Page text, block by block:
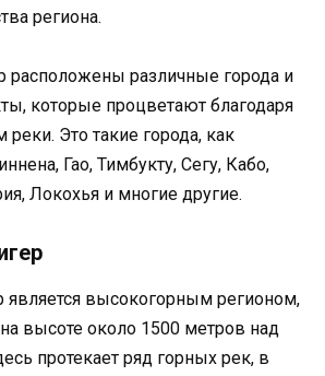
региона.
расположены различные города и
которые процветают благодаря
Это такие города, как
Гао, Тимбукту, Сегу, Кабо,
Локохья и многие другие.
является высокогорным регионом,
высоте около 1500 метров над
протекает ряд горных рек, в